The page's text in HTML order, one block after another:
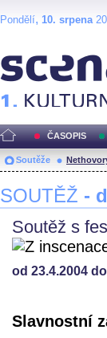
Pondělí, 10. srpena
ČASOPIS
Soutěže
SOUTĚŽ -
Soutěž s
od 23.4.2004
Slavnostní